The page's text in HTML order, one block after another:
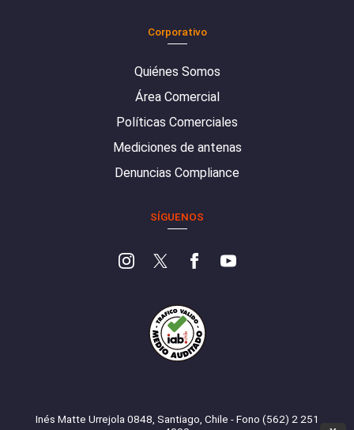
Corporativo
Quiénes Somos
Área Comercial
Políticas Comerciales
Mediciones de antenas
Denuncias Compliance
SÍGUENOS
Inés Matte Urrejola 0848, Santiago, Chile - Fono (562) 2 251